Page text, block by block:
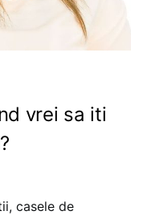
vrei sa iti
casele de